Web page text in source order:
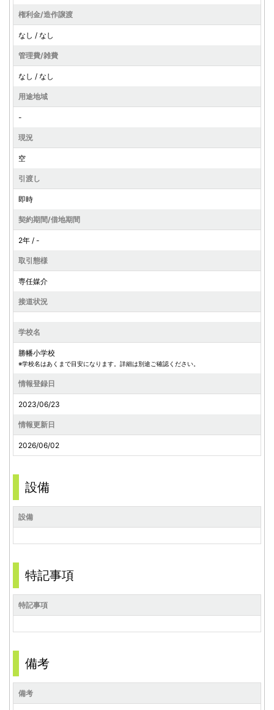
権利金/造作譲渡
なし / なし
管理費/雑費
なし / なし
用途地域
-
現況
空
引渡し
即時
契約期間/借地期間
2年 / -
取引態様
専任媒介
接道状況
学校名
勝幡小学校
※学校名はあくまで目安になります。詳細は別途ご確認ください。
情報登録日
2023/06/23
情報更新日
2026/06/02
設備
設備
特記事項
特記事項
備考
備考